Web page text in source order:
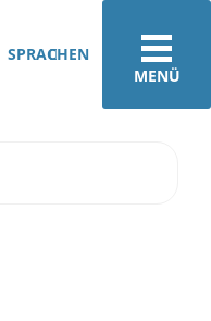
MENÜ
SPRACHEN